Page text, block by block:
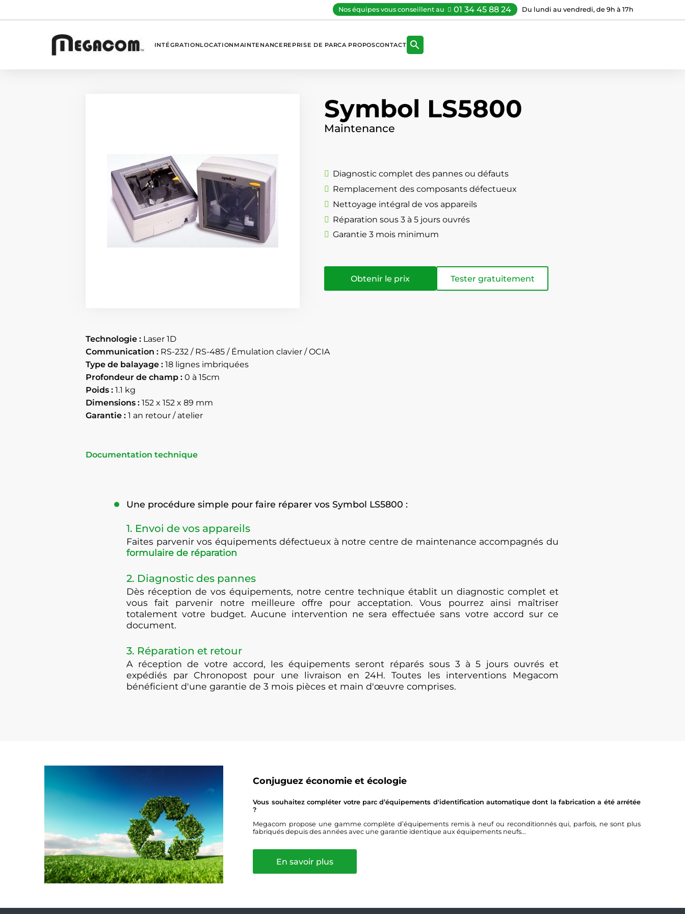
Nos équipes vous conseillent au 01 34 45 88 24 Du lundi au vendredi, de 9h à 17h
INTÉGRATIONLOCATION MAINTENANCE REPRISE DE PARCA PROPOSCONTACT 
Symbol LS5800
Maintenance
Diagnostic complet des pannes ou défauts
Remplacement des composants défectueux
Nettoyage intégral de vos appareils
Réparation sous 3 à 5 jours ouvrés
Garantie 3 mois minimum
Obtenir le prix Tester gratuitement
Technologie : Laser 1D
Communication : RS-232 / RS-485 / Émulation clavier / OCIA
Type de balayage : 18 lignes imbriquées
Profondeur de champ : 0 à 15cm
Poids : 1.1 kg
Dimensions : 152 x 152 x 89 mm
Garantie : 1 an retour / atelier
Documentation technique
Une procédure simple pour faire réparer vos Symbol LS5800 :
1. Envoi de vos appareils
Faites parvenir vos équipements défectueux à notre centre de maintenance accompagnés du
formulaire de réparation
2. Diagnostic des pannes
Dès réception de vos équipements, notre centre technique établit un diagnostic complet et
vous fait parvenir notre meilleure offre pour acceptation. Vous pourrez ainsi maîtriser
totalement votre budget. Aucune intervention ne sera effectuée sans votre accord sur ce
document.
3. Réparation et retour
A réception de votre accord, les équipements seront réparés sous 3 à 5 jours ouvrés et
expédiés par Chronopost pour une livraison en 24H. Toutes les interventions Megacom
bénéficient d'une garantie de 3 mois pièces et main d'œuvre comprises.
Conjuguez économie et écologie
Vous souhaitez compléter votre parc d’équipements d'identification automatique dont la fabrication a été arrétée
?
Megacom propose une gamme complète d’équipements remis à neuf ou reconditionnés qui, parfois, ne sont plus
fabriqués depuis des années avec une garantie identique aux équipements neufs...
En savoir plus